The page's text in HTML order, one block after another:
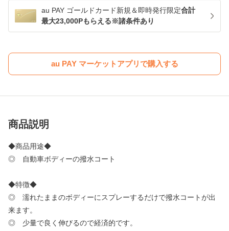
au PAY ゴールドカード新規＆即時発行限定合計
最大23,000Pもらえる※諸条件あり
au PAY マーケットアプリで購入する
商品説明
◆商品用途◆
◎ 自動車ボディーの撥水コート
◆特徴◆
◎ 濡れたままのボディーにスプレーするだけで撥水コートが出
来ます。
◎ 少量で良く伸びるので経済的です。